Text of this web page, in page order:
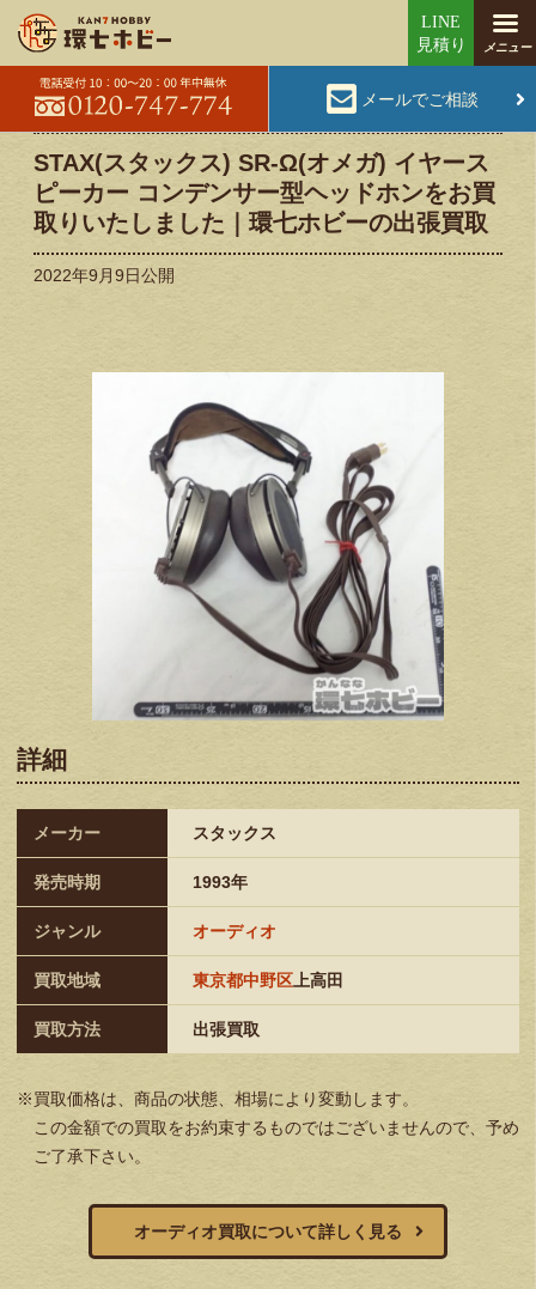
メールでご相談
STAX(スタックス) SR-Ω(オメガ) イヤース
ピーカー コンデンサー型ヘッドホンをお買
取りいたしました｜環七ホビーの出張買取
2022年9月9日公開
詳細
メーカー スタックス
発売時期 1993年
ジャンル オーディオ
買取地域 東京都中野区 上高田
買取方法 出張買取
※買取価格は、商品の状態、相場により変動します。
この金額での買取をお約束するものではございませんので、予め
ご了承下さい。
オーディオ買取について詳しく見る